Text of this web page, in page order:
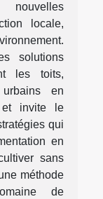
locale,
solutions
les toits,
en
et invite le
qui
en
sans
méthode
de